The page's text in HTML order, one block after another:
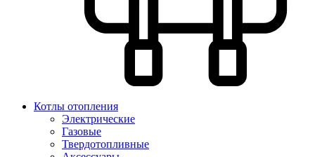
Котлы отопления
Электрические
Газовые
Твердотопливные